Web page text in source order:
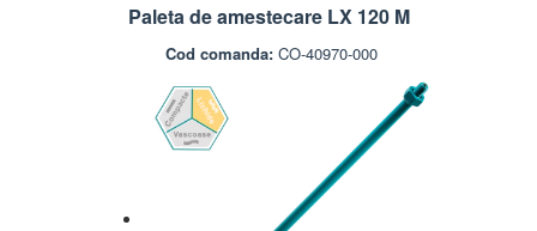
Paleta de amestecare LX 120 M
Cod comanda: CO-40970-000